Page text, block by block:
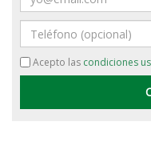
Teléfono
Acepto las condiciones